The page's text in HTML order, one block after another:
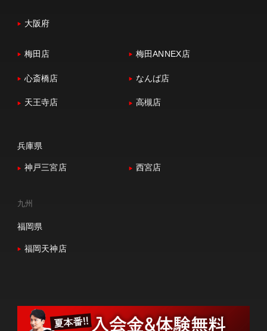
大阪府
梅田店 梅田ANNEX店
心斎橋店 なんば店
天王寺店 高槻店
兵庫県
神戸三宮店 西宮店
九州
福岡県
福岡天神店